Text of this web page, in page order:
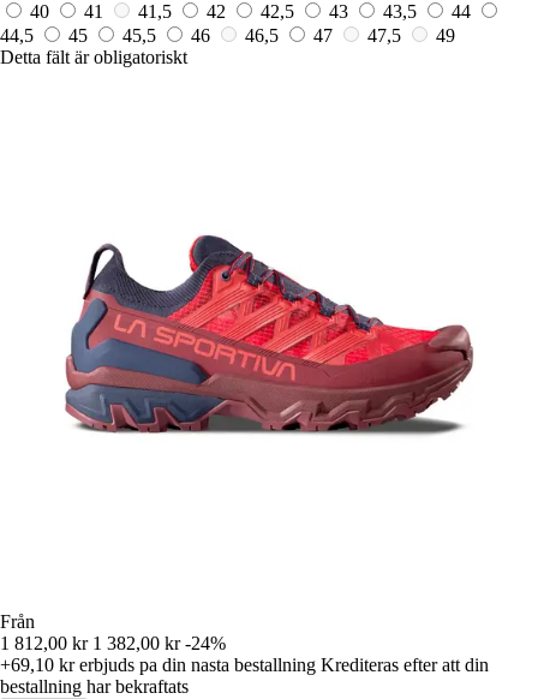
40
41 41,5 42 42,5 43 43,5
44
44,5
45 45,5 46 46,5 47 47,5
49
Detta fält är obligatoriskt
Från
1 812,00 kr 1 382,00 kr -24%
+69,10 krerbjuds pa din nasta bestallning Krediteras efter att din
bestallning har bekraftats